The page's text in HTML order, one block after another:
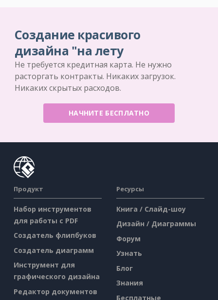
Создание красивого
дизайна "на лету
Не требуется кредитная карта. Не нужно
расторгать контракты. Никаких загрузок.
Никаких скрытых расходов.
НАЧНИТЕ БЕСПЛАТНО
Продукт
Набор инструментов
для работы с PDF
Создатель флипбуков
Создатель диаграмм
Инструмент для
графического дизайна
Редактор документов
Ресурсы
Книга / Слайд-шоу
Дизайн / Диаграммы
Форум
Узнать
Блог
Знания
Бесплатные